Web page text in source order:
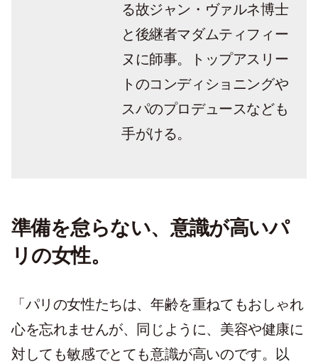
る故ジャン・ヴァルネ博士
と後継者マダムティフィー
ヌに師事。トップアスリー
トのコンディショニングや
スパのプロデュースなども
手がける。
準備を怠らない、意識が高いパ
リの女性。
「パリの女性たちは、年齢を重ねてもおしゃれ
心を忘れませんが、同じように、美容や健康に
対しても敏感でとても意識が高いのです。以